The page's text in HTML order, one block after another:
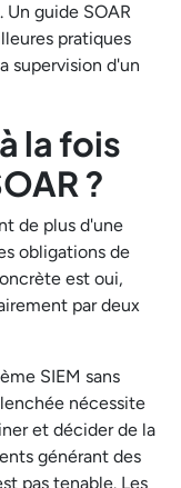
guide SOAR
pratiques
supervision d'un
la fois
?
de plus d'une
obligations de
est oui,
par deux
SIEM sans
nécessite
et décider de la
générant des
pas tenable. Les